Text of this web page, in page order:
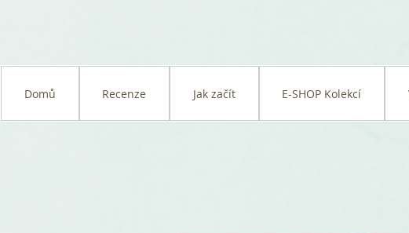
Domů Recenze Jak začít E-SHOP Kolekcí